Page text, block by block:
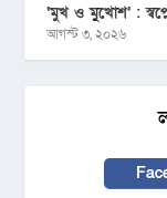
‘মুখ ও মু্খোশ’ :
আগস্ট ৩, ২০২৬